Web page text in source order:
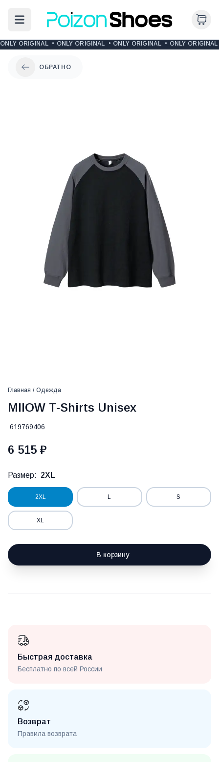
ONLY ORIGINAL • ONLY ORIGINAL • ONLY ORIGINAL • ONLY ORIGINAL
ОБРАТНО
Главная / Одежда
MIIOW T-Shirts Unisex
619769406
6 515 ₽
Размер: 2XL
2XL L S
XL
В корзину
Быстрая доставка
Бесплатно по всей России
Возврат
Правила возврата